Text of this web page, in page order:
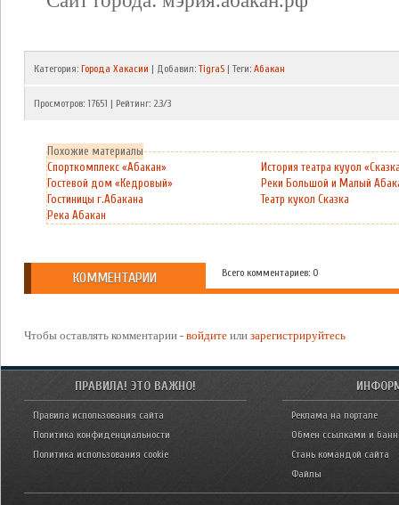
Категория: Города Хакасии | Добавил: TigraS | Теги: Абакан
Просмотров: 17651 | Рейтинг: 2.3/3
Похожие материалы
Спорткомплекс «Абакан»
История театра кууол
Гостевой дом «Кедровый»
Реки Большой и Малый
Гостиницы г.Абакана
Театр кукол Сказка
Река Абакан
КОММЕНТАРИИ Всего комментариев: 0
Чтобы оставлять комментарии - войдите или зарегистрируйтесь
ПРАВИЛА! ЭТО ВАЖНО!
Правила использования сайта
Политика конфиденциальности
Политика использования cookie
Реклама на портале
Обмен ссылками и
Стань командой сайта
Файлы